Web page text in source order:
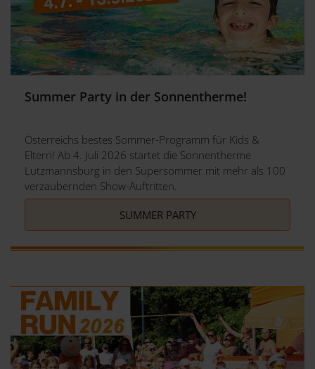
Summer Party in der Sonnentherme!
Österreichs bestes Sommer-Programm für Kids &
Eltern! Ab 4. Juli 2026 startet die Sonnentherme
Lutzmannsburg in den Supersommer mit mehr als 100
verzaubernden Show-Auftritten.
SUMMER PARTY